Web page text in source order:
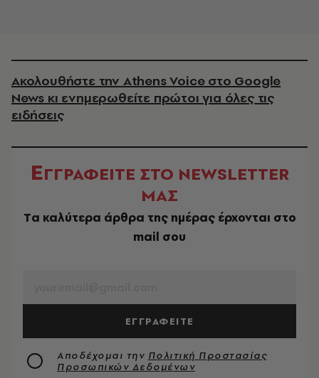
Ακολουθήστε την Athens Voice στο Google
News κι ενημερωθείτε πρώτοι για όλες τις
ειδήσεις
ΕΓΓΡΑΦΕΙΤΕ ΣΤΟ NEWSLETTER
ΜΑΣ
Tα καλύτερα άρθρα της ημέρας έρχονται στο
mail σου
ΕΓΓΡΑΦΕΙΤΕ
Αποδέχομαι την Πολιτική Προστασίας
Προσωπικών Δεδομένων